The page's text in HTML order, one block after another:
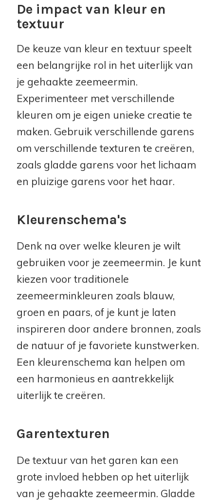
De impact van kleur en
textuur
De keuze van kleur en textuur speelt
een belangrijke rol in het uiterlijk van
je gehaakte zeemeermin.
Experimenteer met verschillende
kleuren om je eigen unieke creatie te
maken. Gebruik verschillende garens
om verschillende texturen te creëren,
zoals gladde garens voor het lichaam
en pluizige garens voor het haar.
Kleurenschema's
Denk na over welke kleuren je wilt
gebruiken voor je zeemeermin. Je kunt
kiezen voor traditionele
zeemeerminkleuren zoals blauw,
groen en paars, of je kunt je laten
inspireren door andere bronnen, zoals
de natuur of je favoriete kunstwerken.
Een kleurenschema kan helpen om
een harmonieus en aantrekkelijk
uiterlijk te creëren.
Garentexturen
De textuur van het garen kan een
grote invloed hebben op het uiterlijk
van je gehaakte zeemeermin. Gladde